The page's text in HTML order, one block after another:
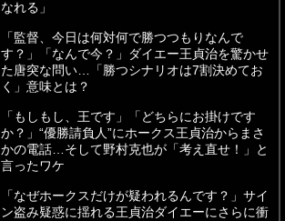
なれる」
「監督、今日は何対何で勝つつもりなんで
す？」「なんで今？」ダイエー王貞治を驚かせ
た唐突な問い…「勝つシナリオは7割決めてお
く」意味とは？
「もしもし、王です」「どちらにお掛けです
か？」“優勝請負人”にホークス王貞治からまさ
かの電話…そして野村克也が「考え直せ！」と
言ったワケ
「なぜホークスだけが疑われるんです？」サイ
ン盗み疑惑に揺れる王貞治ダイエーにさらに衝